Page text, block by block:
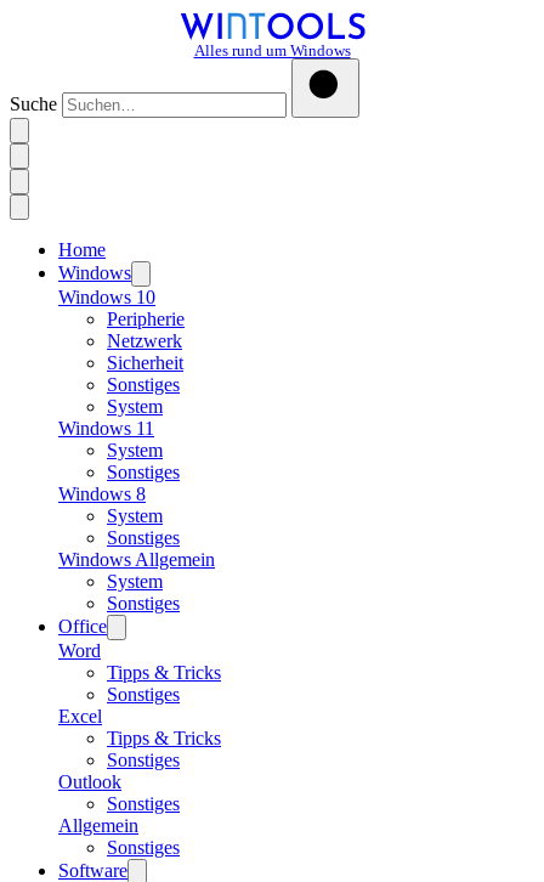
Alles rund um Windows
Suche
Home
Windows
Windows 10
Peripherie
Netzwerk
Sicherheit
Sonstiges
System
Windows 11
System
Sonstiges
Windows 8
System
Sonstiges
Windows Allgemein
System
Sonstiges
Office
Word
Tipps & Tricks
Sonstiges
Excel
Tipps & Tricks
Sonstiges
Outlook
Sonstiges
Allgemein
Sonstiges
Software